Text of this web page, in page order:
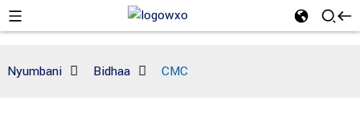
Nyumbani Bidhaa CMC